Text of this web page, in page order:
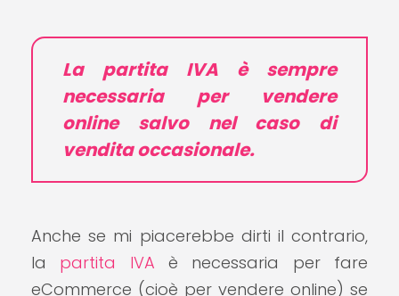
La partita IVA è sempre
necessaria per vendere
online salvo nel caso di
vendita occasionale.
Anche se mi piacerebbe dirti il contrario,
la partita IVA è necessaria per fare
eCommerce (cioè per vendere online) se